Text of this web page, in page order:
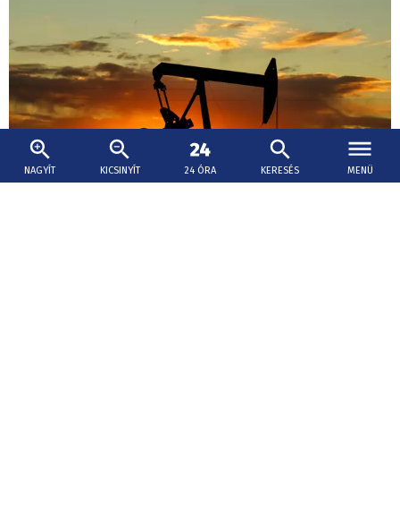
NAGYÍT KICSINYÍT 24 ÓRA KERESÉS MENÜ